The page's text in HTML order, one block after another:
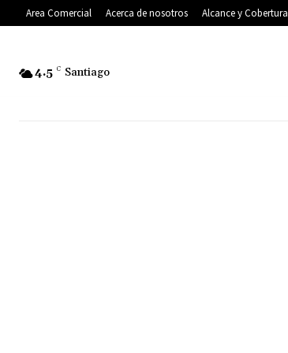
Area Comercial Acerca de nosotros Alcance y Cobertura
4.5 C Santiago